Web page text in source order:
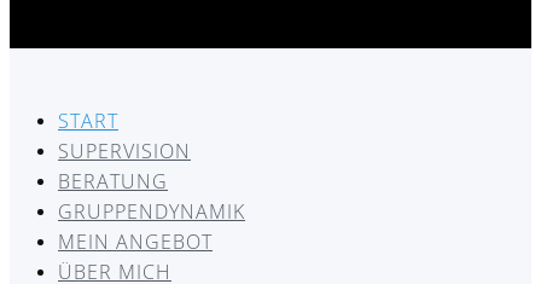
START
SUPERVISION
BERATUNG
GRUPPENDYNAMIK
MEIN ANGEBOT
ÜBER MICH